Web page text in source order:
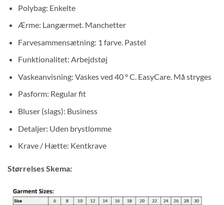
Polybag: Enkelte
Ærme: Langærmet. Manchetter
Farvesammensætning: 1 farve. Pastel
Funktionalitet: Arbejdstøj
Vaskeanvisning: Vaskes ved 40 ° C. EasyCare. Må stryges
Pasform: Regular fit
Bluser (slags): Business
Detaljer: Uden brystlomme
Krave / Hætte: Kentkrave
Størrelses Skema: